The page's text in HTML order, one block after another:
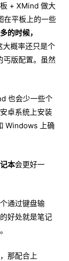
+ XMind 做大
在平板上的一些
的时候，
大概率还只是个
版配置。虽然
也会少一些个
卓系统上安装
Windows 上确
本会更好一
通过键盘输
好处就是笔记
那配合上